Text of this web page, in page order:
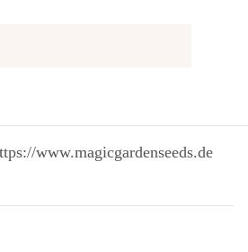
www.magicgardenseeds.de